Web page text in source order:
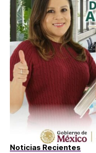
Noticias Recientes